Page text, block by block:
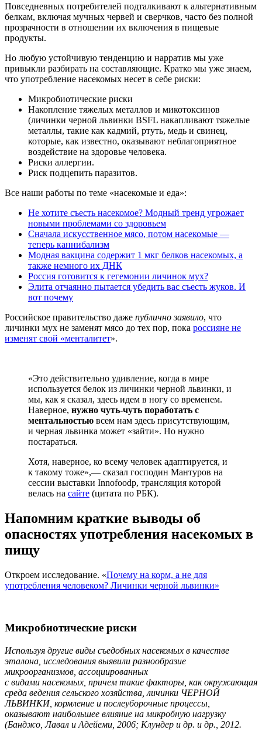
Повседневных потребителей подталкивают к альтернативным
белкам, включая мучных червей и сверчков, часто без полной
прозрачности в отношении их включения в пищевые
продукты.
Но любую устойчивую тенденцию и нарратив мы уже
привыкли разбирать на составляющие. Кратко мы уже знаем,
что употребление насекомых несет в себе риски:
Микробиотические риски
Накопление тяжелых металлов и микотоксинов
(личинки черной львинки BSFL накапливают тяжелые
металлы, такие как кадмий, ртуть, медь и свинец,
которые, как известно, оказывают неблагоприятное
воздействие на здоровье человека.
Риски аллергии.
Риск подцепить паразитов.
Все наши работы по теме «насекомые и еда»:
Не хотите съесть насекомое? Модный тренд угрожает
новыми проблемами со здоровьем
Сначала искусственное мясо, потом насекомые —
теперь каннибализм
Модная вакцина содержит 1 мкг белков насекомых, а
также немного их ДНК
Россия готовится к гегемонии личинок мух?
Элита отчаянно пытается убедить вас съесть жуков. И
вот почему
Российское правительство даже публично заявило, что
личинки мух не заменят мясо до тех пор, пока россияне не
изменят свой «менталитет».
«Это действительно удивление, когда в мире
используется белок из личинки черной львинки, и
мы, как я сказал, здесь идем в ногу со временем.
Наверное, нужно чуть-чуть поработать с
ментальностью всем нам здесь присутствующим,
и черная львинка может «зайти». Но нужно
постараться.
Хотя, наверное, ко всему человек адаптируется, и
к такому тоже»,— сказал господин Мантуров на
сессии выставки Innofoodp, трансляция которой
велась на сайте (цитата по РБК).
Напомним краткие выводы об
опасностях употребления насекомых в
пищу
Откроем исследование. «Почему на корм, а не для
употребления человеком? Личинки черной львинки»
Микробиотические риски
Используя другие виды съедобных насекомых в качестве
эталона, исследования выявили разнообразие
микроорганизмов, ассоциированных
с видами насекомых, причем такие факторы, как окружающая
среда ведения сельского хозяйства, личинки ЧЕРНОЙ
ЛЬВИНКИ, кормление и послеуборочные процессы,
оказывают наибольшее влияние на микробную нагрузку
(Банджо, Лавал и Адейеми, 2006; Клундер и др. и др., 2012.